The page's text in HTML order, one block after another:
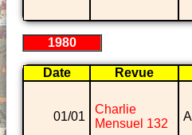
1980
Date Revue
01/01
Charlie
Mensuel 132